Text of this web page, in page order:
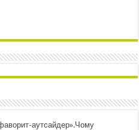
аутсайдер».Чому